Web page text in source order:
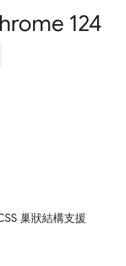
124
巢狀結構支援